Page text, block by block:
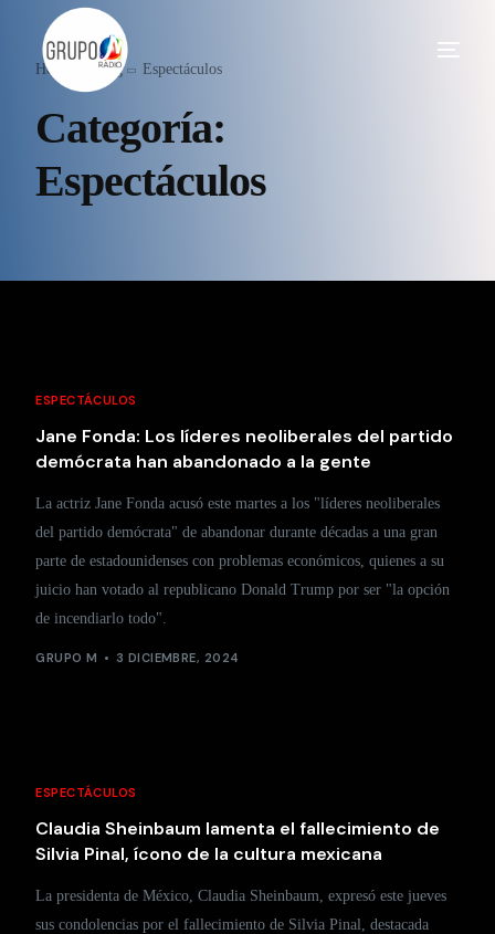
Home Blog Espectáculos
Categoría:
Espectáculos
ESPECTÁCULOS
Jane Fonda: Los líderes neoliberales del partido
demócrata han abandonado a la gente
La actriz Jane Fonda acusó este martes a los "líderes neoliberales
del partido demócrata" de abandonar durante décadas a una gran
parte de estadounidenses con problemas económicos, quienes a su
juicio han votado al republicano Donald Trump por ser "la opción
de incendiarlo todo".
GRUPO M 3 DICIEMBRE, 2024
ESPECTÁCULOS
Claudia Sheinbaum lamenta el fallecimiento de
Silvia Pinal, ícono de la cultura mexicana
La presidenta de México, Claudia Sheinbaum, expresó este jueves
sus condolencias por el fallecimiento de Silvia Pinal, destacada